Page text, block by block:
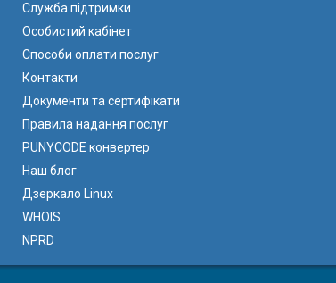
Служба підтримки
Особистий кабінет
Способи оплати послуг
Контакти
Документи та сертифікати
Правила надання послуг
PUNYCODE конвертер
Наш блог
Дзеркало Linux
WHOIS
NPRD